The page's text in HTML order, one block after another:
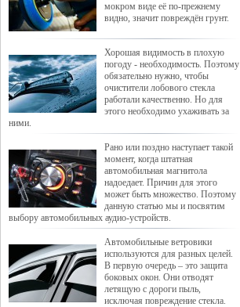
мокром виде её по-прежнему
видно, значит повреждён грунт.
Хорошая видимость в плохую
погоду - необходимость. Поэтому
обязательно нужно, чтобы
очистители лобового стекла
работали качественно. Но для
этого необходимо ухаживать за
ними.
Рано или поздно наступает такой
момент, когда штатная
автомобильная магнитола
надоедает. Причин для этого
может быть множество. Поэтому
данную статью мы и посвятим
выбору автомобильных аудио-устройств.
Автомобильные ветровики
используются для разных целей.
В первую очередь – это защита
боковых окон. Они отводят
летящую с дороги пыль,
исключая повреждение стекла.